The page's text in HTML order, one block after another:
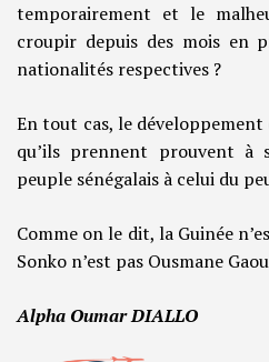
temporairement et le
croupir depuis des mois en
nationalités respectives ?
En tout cas, le
qu’ils prennent prouvent à
peuple sénégalais à celui du
Comme on le dit, la Guinée
Sonko n’est pas Ousmane
Alpha Oumar DIALLO